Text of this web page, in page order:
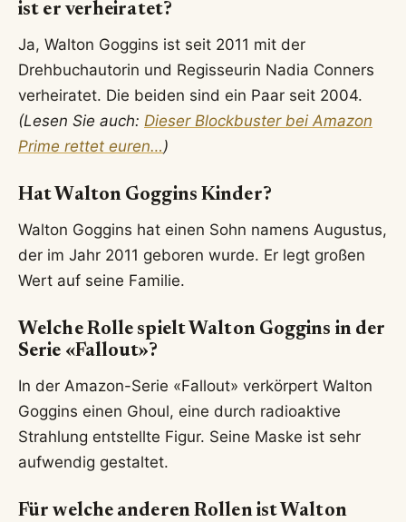
ist er verheiratet?
Ja, Walton Goggins ist seit 2011 mit der
Drehbuchautorin und Regisseurin Nadia Conners
verheiratet. Die beiden sind ein Paar seit 2004.
(Lesen Sie auch: Dieser Blockbuster bei Amazon
Prime rettet euren…)
Hat Walton Goggins Kinder?
Walton Goggins hat einen Sohn namens Augustus,
der im Jahr 2011 geboren wurde. Er legt großen
Wert auf seine Familie.
Welche Rolle spielt Walton Goggins in der
Serie «Fallout»?
In der Amazon-Serie «Fallout» verkörpert Walton
Goggins einen Ghoul, eine durch radioaktive
Strahlung entstellte Figur. Seine Maske ist sehr
aufwendig gestaltet.
Für welche anderen Rollen ist Walton